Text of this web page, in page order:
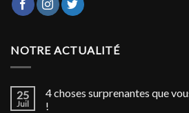
NOTRE ACTUALITÉ
25
Juil
4 choses surprenantes que
!